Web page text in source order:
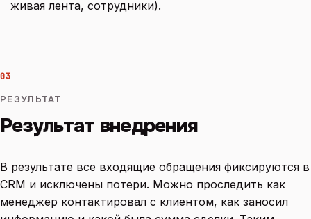
живая лента, сотрудники).
03
РЕЗУЛЬТАТ
Результат внедрения
В результате все входящие обращения фиксируются в
CRM и исключены потери. Можно проследить как
менеджер контактировал с клиентом, как заносил